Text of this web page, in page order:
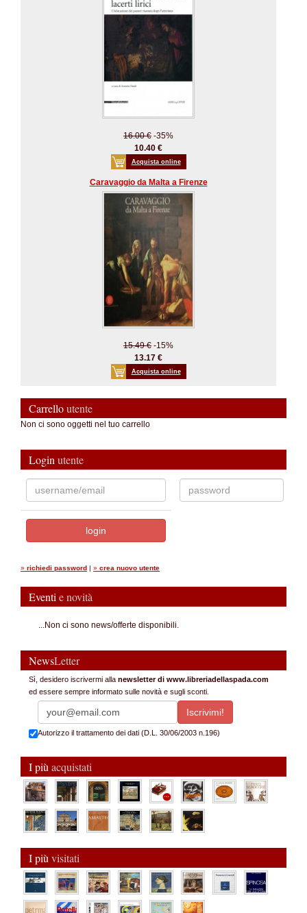
16.00 € -35%
10.40 €
Acquista online
Caravaggio da Malta a Firenze
15.49 € -15%
13.17 €
Acquista online
Carrelloutente
Non ci sono oggetti nel tuo carrello
Login utente
» richiedi password | » crea nuovo utente
Eventi e novità
...Non ci sono news/offerte disponibili.
NewsLetter
Sì, desidero iscrivermi alla newsletter di www.libreriadellaspada.com
ed essere sempre informato sulle novità e sugli sconti.
Autorizzo il trattamento dei dati (D.L. 30/06/2003 n.196)
I più acquistati
I più visitati